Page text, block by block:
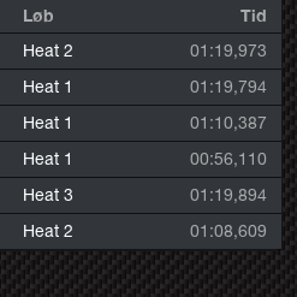
Løb Tid
Heat 2
01:19,973
Heat 1
01:19,794
Heat 1
01:10,387
Heat 1
00:56,110
Heat 3
01:19,894
Heat 2 01:08,609